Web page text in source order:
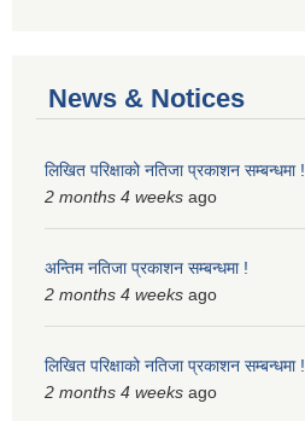
News & Notices
लिखित परिक्षाको नतिजा प्रकाशन सम्बन्धमा !
2 months 4 weeks ago
अन्तिम नतिजा प्रकाशन सम्बन्धमा !
2 months 4 weeks ago
लिखित परिक्षाको नतिजा प्रकाशन सम्बन्धमा !
2 months 4 weeks ago